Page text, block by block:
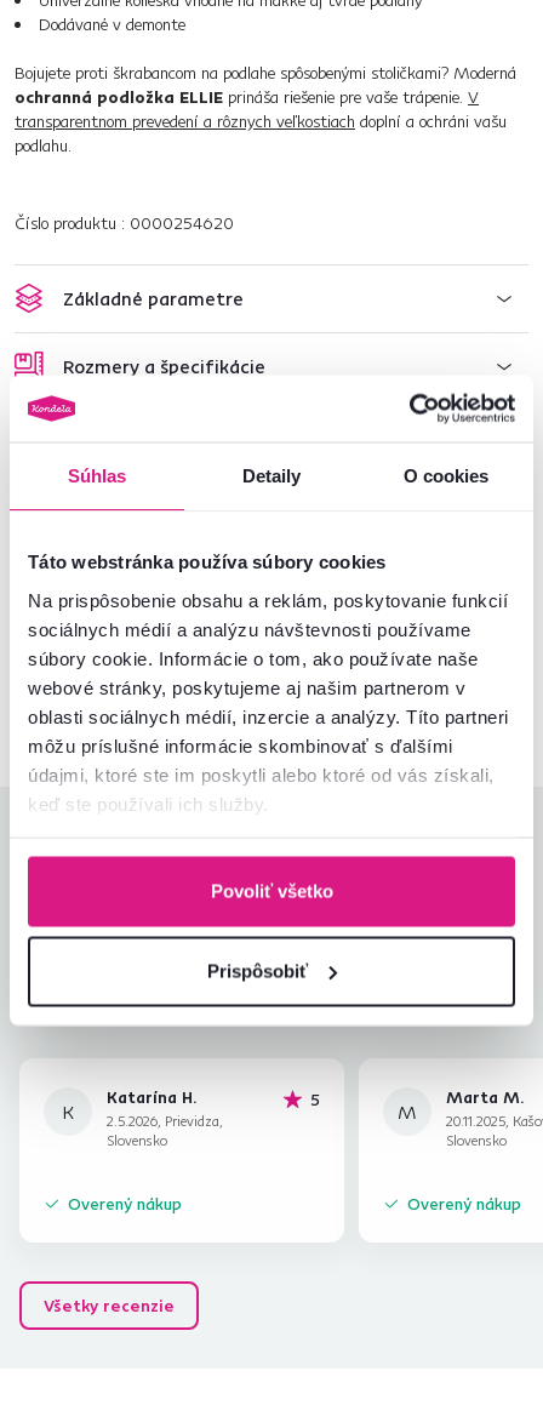
Súhlas Detaily O cookies
Táto webstránka používa súbory cookies
Na prispôsobenie obsahu a reklám, poskytovanie funkcií
sociálnych médií a analýzu návštevnosti používame
súbory cookie. Informácie o tom, ako používate naše
webové stránky, poskytujeme aj našim partnerom v
oblasti sociálnych médií, inzercie a analýzy. Títo partneri
môžu príslušné informácie skombinovať s ďalšími
údajmi, ktoré ste im poskytli alebo ktoré od vás získali,
keď ste používali ich služby.
Povoliť všetko
Prispôsobiť
Dodávané v demonte
Bojujete proti škrabancom na podlahe spôsobenými stoličkami? Moderná
ochranná podložka ELLIE prináša riešenie pre vaše trápenie. V
transparentnom prevedení a rôznych veľkostiach doplní a ochráni vašu
podlahu.
Číslo produktu : 0000254620
Základné parametre
Rozmery a špecifikácie
Nenašli ste požadované informácie?
Kontaktujte nás a my vám radi poradíme
02/ 40 100 100 Spustiť chat
4,5
Jednoduchosť montáže
Kvalita výrobku
4,3
Zabalenie výrobku
Pomer hodnoty a ceny
4,3
K
Katarína H.
2.5.2026, Prievidza,
Slovensko
5hviezdičiek
Overený nákup
M
Marta M.
20.11.2025,
Slovensko
Overený nákup
Všetky recenzie